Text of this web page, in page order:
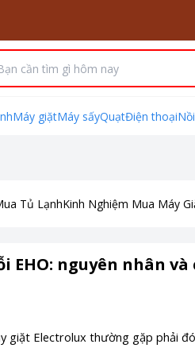
Máy giặtMáy sấyQuạtĐiện thoại
Tủ LạnhKinh Nghiệm Mua Máy
EHO: nguyên nhân và
Electrolux thường gặp phải đó